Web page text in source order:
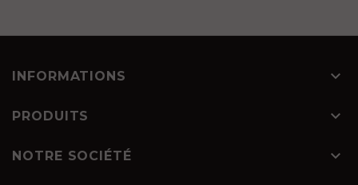
INFORMATIONS 
PRODUITS 
NOTRE SOCIÉTÉ 